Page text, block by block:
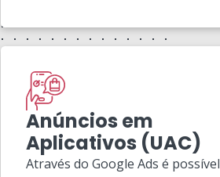
Anúncios em
Aplicativos (UAC)
Através do Google Ads é possível